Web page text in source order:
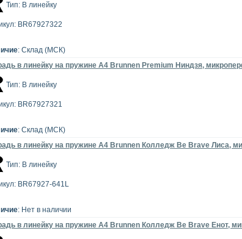
Тип: В линейку
BR67927322
: Склад (МСК)
в линейку на пружине А4 Brunnen Premium Ниндзя,
Тип: В линейку
BR67927321
: Склад (МСК)
в линейку на пружине А4 Brunnen Колледж Be Brave Лиса,
Тип: В линейку
BR67927-641L
: Нет в наличии
в линейку на пружине А4 Brunnen Колледж Be Brave Енот,